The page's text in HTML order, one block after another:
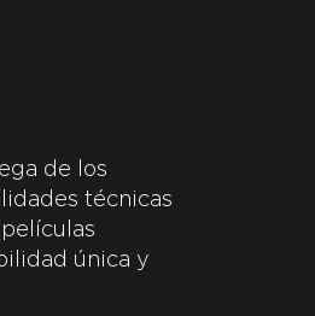
de los
técnicas
única y